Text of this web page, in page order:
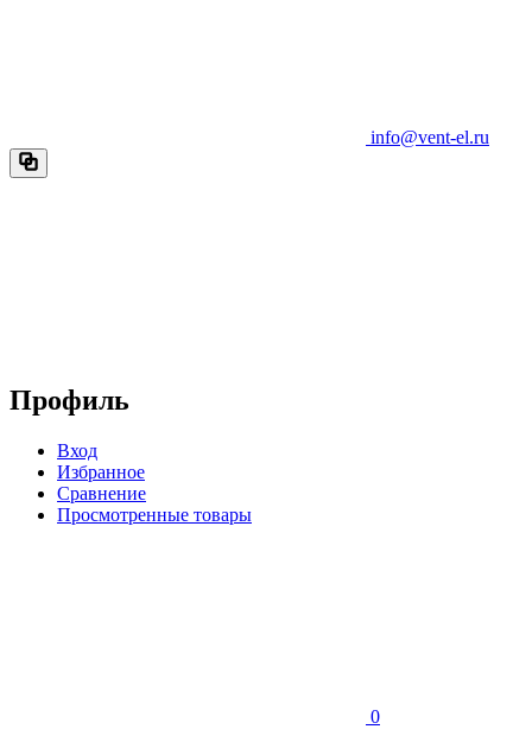
info@vent-el.ru
Профиль
Вход
Избранное
Сравнение
Просмотренные товары
0